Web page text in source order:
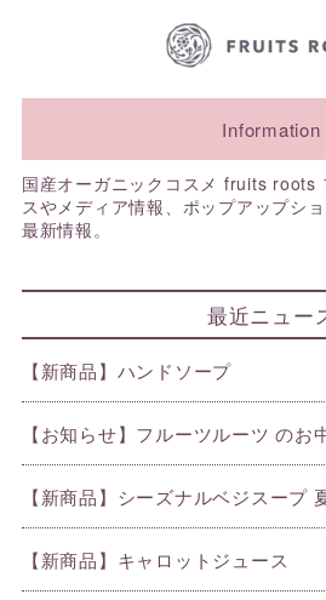
Information
国産オーガニックコスメ fruits roots
スやメディア情報、ポップアップシ
最新情報。
最近ニュー
【新商品】ハンドソープ
【お知らせ】フルーツルーツ のお
【新商品】シーズナルベジスープ
【新商品】キャロットジュース